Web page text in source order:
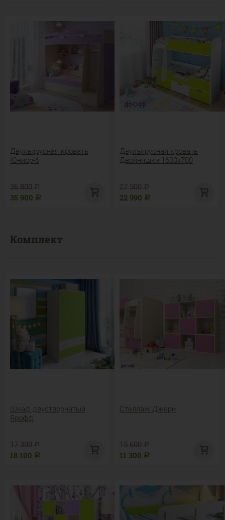
Комплект
Шкаф двустворчатый
Ярофф
17 300 Р
18 100 Р
Стеллаж Джери
15 600 Р
11 300 Р
Двухъярусная кровать
Юниор-6
36 800 Р
35 900 Р
Двухъярусная кровать
Двойняшки 1600х700
27 500 Р
22 990 Р